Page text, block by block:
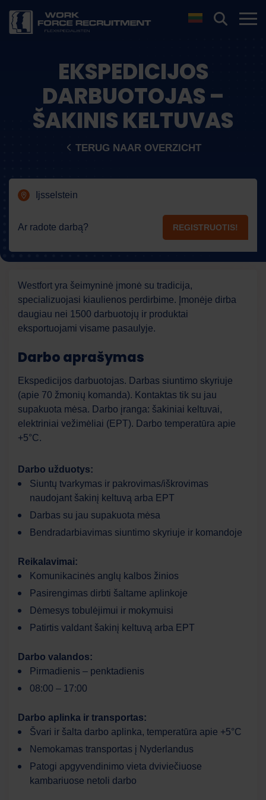
EKSPEDICIJOS
DARBUOTOJAS –
ŠAKINIS KELTUVAS
TERUG NAAR OVERZICHT
Ijsselstein
Ar radote darbą? REGISTRUOTIS!
Westfort yra šeimyninė įmonė su tradicija,
specializuojasi kiaulienos perdirbime. Įmonėje dirba
daugiau nei 1500 darbuotojų ir produktai
eksportuojami visame pasaulyje.
Darbo aprašymas
Ekspedicijos darbuotojas. Darbas siuntimo skyriuje
(apie 70 žmonių komanda). Kontaktas tik su jau
supakuota mėsa. Darbo įranga: šakiniai keltuvai,
elektriniai vežimėliai (EPT). Darbo temperatūra apie
+5°C.
Darbo užduotys:
Siuntų tvarkymas ir pakrovimas/iškrovimas
naudojant šakinį keltuvą arba EPT
Darbas su jau supakuota mėsa
Bendradarbiavimas siuntimo skyriuje ir komandoje
Reikalavimai:
Komunikacinės anglų kalbos žinios
Pasirengimas dirbti šaltame aplinkoje
Dėmesys tobulėjimui ir mokymuisi
Patirtis valdant šakinį keltuvą arba EPT
Darbo valandos:
Pirmadienis – penktadienis
08:00 – 17:00
Darbo aplinka ir transportas:
Švari ir šalta darbo aplinka, temperatūra apie +5°C
Nemokamas transportas į Nyderlandus
Patogi apgyvendinimo vieta dviviečiuose
kambariuose netoli darbo
Sveiki! Kuo galiu jums šiandien padėti?